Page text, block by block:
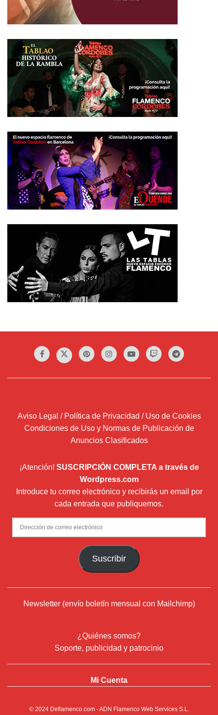
Aviso Legal / Política de Privacidad / Uso de Cookies
Condiciones de Uso y Normas de Publicación de
Anuncios Clasificados
¡Atención! SUSCRIPCIÓN COMPLETA a través de
Wordpress.com
Introduce tu correo electrónico y recibirás un email por
cada entrada que publiquemos.
Dirección
de
Suscribir
Newsletter (envío boletín mensual con Mailchimp)
¿Quiénes somos?
Soporte, publicidad y patrocinio
Mi Cuenta
© 2024 Deflamenco.com- ADN Flamenco Web Services S.L.